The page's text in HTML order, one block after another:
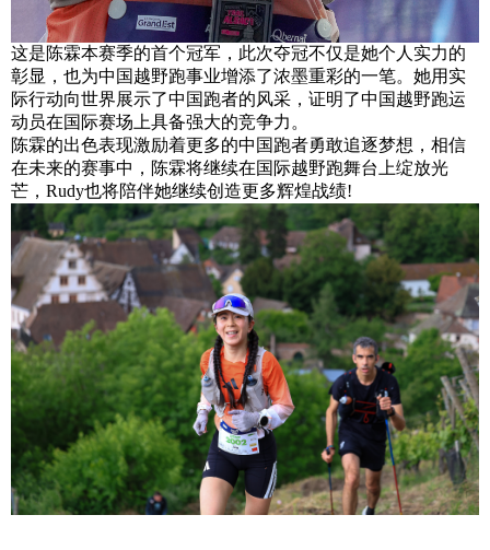
这是陈霖本赛季的首个冠军，此次夺冠不仅是她个人实力的
彰显，也为中国越野跑事业增添了浓墨重彩的一笔。她用实
际行动向世界展示了中国跑者的风采，证明了中国越野跑运
动员在国际赛场上具备强大的竞争力。
陈霖的出色表现激励着更多的中国跑者勇敢追逐梦想，相信
在未来的赛事中，陈霖将继续在国际越野跑舞台上绽放光
芒，Rudy也将陪伴她继续创造更多辉煌战绩!